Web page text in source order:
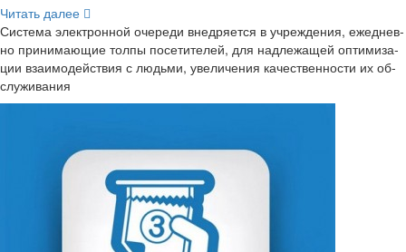
Чи­тать далее
Си­сте­ма элек­трон­ной оче­ре­ди внед­ря­ет­ся в учре­жде­ния, еже­днев­
но при­ни­ма­ю­щие толпы по­се­ти­те­лей, для над­ле­жа­щей оп­ти­ми­за­
ции вза­и­мо­дей­ствия с людь­ми, уве­ли­че­ния ка­че­ствен­но­сти их об­
слу­жи­ва­ния